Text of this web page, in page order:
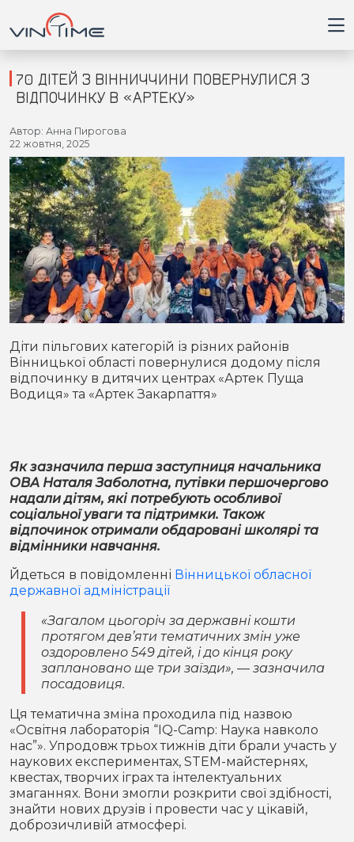
Головна
Війна
Новини
Кримінал
Здоров'я
Приватна думка
В кулуарах
Місто
Життя
Конфлікти
Партнери
Спорт
Футбол
Контакти
Підписатись на нас у Telegram
70 ДІТЕЙ З ВІННИЧЧИНИ ПОВЕРНУЛИСЯ З
ВІДПОЧИНКУ В «АРТЕКУ»
Автор: Анна Пирогова
22 жовтня, 2025
Діти пільгових категорій із різних районів
Вінницької області повернулися додому після
відпочинку в дитячих центрах «Артек Пуща
Водиця» та «Артек Закарпаття»
Як зазначила перша заступниця начальника
ОВА Наталя Заболотна, путівки першочергово
надали дітям, які потребують особливої
соціальної уваги та підтримки. Також
відпочинок отримали обдаровані школярі та
відмінники навчання.
Йдеться в повідомленні Вінницької обласної
державної адміністрації
«Загалом цьогоріч за державні кошти
протягом дев’яти тематичних змін уже
оздоровлено 549 дітей, і до кінця року
заплановано ще три заїзди», — зазначила
посадовиця.
Ця тематична зміна проходила під назвою
«Освітня лабораторія “IQ-Camp: Наука навколо
нас”». Упродовж трьох тижнів діти брали участь у
наукових експериментах, STEM-майстернях,
квестах, творчих іграх та інтелектуальних
змаганнях. Вони змогли розкрити свої здібності,
знайти нових друзів і провести час у цікавій,
доброзичливій атмосфері.